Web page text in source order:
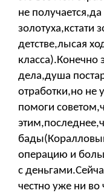
не
золотуха,кстати
детстве,лысая
класса).Конечно
дела,душа
отработки,но не
помоги
операцию и
с
честно уже ни